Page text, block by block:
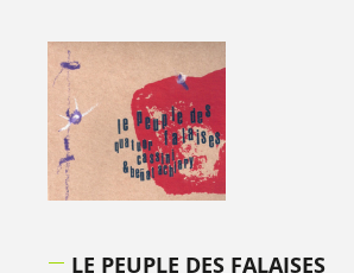
LE PEUPLE DES FALAISES